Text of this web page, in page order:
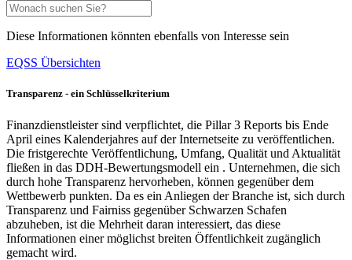
Diese Informationen könnten ebenfalls von Interesse sein
EQSS Übersichten
Transparenz - ein Schlüsselkriterium
Finanzdienstleister sind verpflichtet, die Pillar 3 Reports bis Ende
April eines Kalenderjahres auf der Internetseite zu veröffentlichen.
Die fristgerechte Veröffentlichung, Umfang, Qualität und Aktualität
fließen in das DDH-Bewertungsmodell ein . Unternehmen, die sich
durch hohe Transparenz hervorheben, können gegenüber dem
Wettbewerb punkten. Da es ein Anliegen der Branche ist, sich durch
Transparenz und Fairniss gegenüber Schwarzen Schafen
abzuheben, ist die Mehrheit daran interessiert, das diese
Informationen einer möglichst breiten Öffentlichkeit zugänglich
gemacht wird.